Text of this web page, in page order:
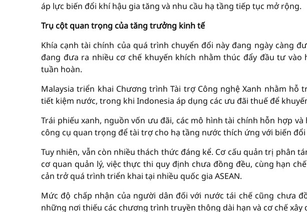
áp lực biến đổi khí hậu gia tăng và nhu cầu hạ tầng tiếp tục mở rộng.
Trụ cột quan trọng của tăng trưởng kinh tế
Khía cạnh tài chính của quá trình chuyển đổi này đang ngày càng
đang đưa ra nhiều cơ chế khuyến khích nhằm thúc đẩy đầu tư
tuần hoàn.
Malaysia triển khai Chương trình Tài trợ Công nghệ Xanh nhằm hỗ
tiết kiệm nước, trong khi Indonesia áp dụng các ưu đãi thuế để
Trái phiếu xanh, nguồn vốn ưu đãi, các mô hình tài chính hỗn hợp
công cụ quan trọng để tài trợ cho hạ tầng nước thích ứng với biến
Tuy nhiên, vẫn còn nhiều thách thức đáng kể. Cơ cấu quản trị phân
cơ quan quản lý, việc thực thi quy định chưa đồng đều, cùng hạn
cản trở quá trình triển khai tại nhiều quốc gia ASEAN.
Mức độ chấp nhận của người dân đối với nước tái chế cũng chưa
những nơi thiếu các chương trình truyền thông dài hạn và cơ chế xây